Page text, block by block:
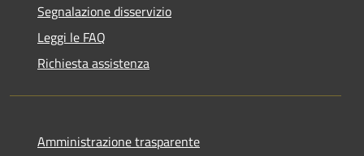
Segnalazione disservizio
Leggi le FAQ
Richiesta assistenza
Amministrazione trasparente